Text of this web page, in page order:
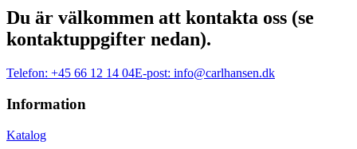
Du är välkommen att kontakta oss (se
kontaktuppgifter nedan).
Telefon: +45 66 12 14 04E-post: info@carlhansen.dk
Information
Katalog